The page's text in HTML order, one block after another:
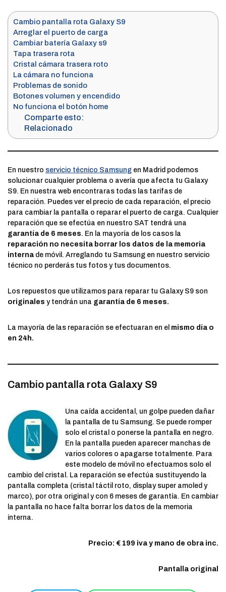
Cambio pantalla rota Galaxy S9
Arreglar el puerto de carga
Cambiar batería Galaxy s9
Tapa trasera rota
Cristal cámara trasera roto
La cámara no funciona
Problemas de sonido
Botones volumen y encendido
No funciona el botón home
Comparte esto:
Relacionado
En nuestro servicio técnico Samsung en Madrid podemos
solucionar cualquier problema o avería que afecta tu Galaxy
S9. En nuestra web encontraras todas las tarifas de
reparación. Puedes ver el precio de cada reparación, el precio
para cambiar la pantalla o reparar el puerto de carga. Cualquier
reparación que se efectúa en nuestro SAT tendrá una
garantía de 6 meses. En la mayoría de los casos la
reparación no necesita borrar los datos de la memoria
interna de móvil. Arreglando tu Samsung en nuestro servicio
técnico no perderás tus fotos y tus documentos.
Los repuestos que utilizamos para reparar tu Galaxy S9 son
originales y tendrán una garantía de 6 meses.
La mayoría de las reparación se efectuaran en el mismo día o
en 24h.
Cambio pantalla rota Galaxy S9
Una caída accidental, un golpe pueden dañar
la pantalla de tu Samsung. Se puede romper
solo el cristal o ponerse la pantalla en negro.
En la pantalla pueden aparecer manchas de
varios colores o apagarse totalmente. Para
este modelo de móvil no efectuamos solo el
cambio del cristal. La reparación se efectúa sustituyendo la
pantalla completa (cristal táctil roto, display super amoled y
marco), por otra original y con 6 meses de garantía. En cambiar
la pantalla no hace falta borrar los datos de la memoria
interna.
Precio: € 199 iva y mano de obra inc.
Pantalla original